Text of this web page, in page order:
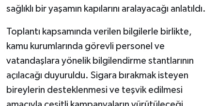
sağlıklı bir yaşamın kapılarını aralayacağı anlatıldı.
Toplantı kapsamında verilen bilgilerle birlikte,
kamu kurumlarında görevli personel ve
vatandaşlara yönelik bilgilendirme stantlarının
açılacağı duyuruldu. Sigara bırakmak isteyen
bireylerin desteklenmesi ve teşvik edilmesi